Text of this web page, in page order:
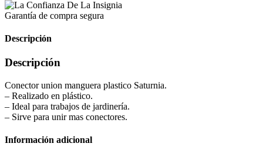
Garantía de compra segura
Descripción
Descripción
Conector union manguera plastico Saturnia.
– Realizado en plástico.
– Ideal para trabajos de jardinería.
– Sirve para unir mas conectores.
Información adicional